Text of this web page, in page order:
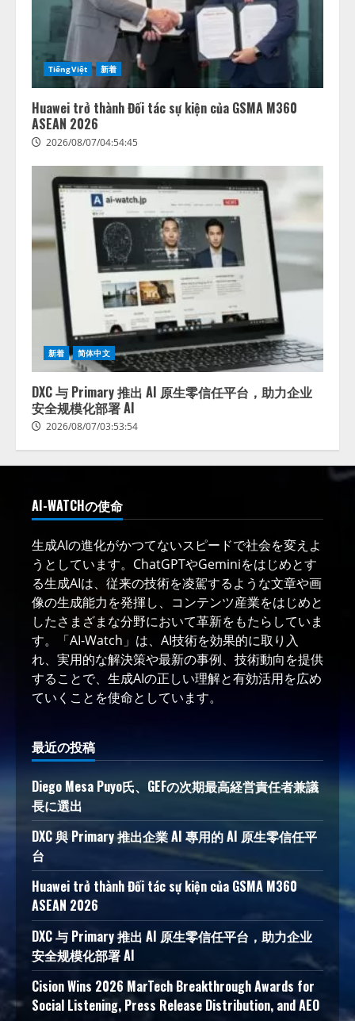
TiếngViệt 新着
Huawei trở thành Đối tác sự kiện của GSMA M360
ASEAN 2026
2026/08/07/04:54:45
新着 简体中文
DXC 与 Primary 推出 AI 原生零信任平台，助力企业
安全规模化部署 AI
2026/08/07/03:53:54
AI-WATCHの使命
生成AIの進化がかつてないスピードで社会を変えよ
うとしています。ChatGPTやGeminiをはじめとす
る生成AIは、従来の技術を凌駕するような文章や画
像の生成能力を発揮し、コンテンツ産業をはじめと
したさまざまな分野において革新をもたらしていま
す。「AI-Watch」は、AI技術を効果的に取り入
れ、実用的な解決策や最新の事例、技術動向を提供
することで、生成AIの正しい理解と有効活用を広め
ていくことを使命としています。
最近の投稿
Diego Mesa Puyo氏、GEFの次期最高経営責任者兼議
長に選出
DXC 與 Primary 推出企業 AI 專用的 AI 原生零信任平
台
Huawei trở thành Đối tác sự kiện của GSMA M360
ASEAN 2026
DXC 与 Primary 推出 AI 原生零信任平台，助力企业
安全规模化部署 AI
Cision Wins 2026 MarTech Breakthrough Awards for
Social Listening, Press Release Distribution, and AEO